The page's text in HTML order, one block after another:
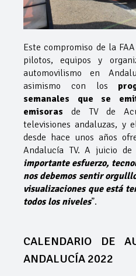
Este compromiso de la
pilotos, equipos y
automovilismo en
asimismo con los
semanales que se
emisoras de TV de
televisiones andaluzas, y
desde hace unos años
Andalucía TV. A juicio de
importante esfuerzo,
nos debemos sentir
visualizaciones que está
todos los niveles”.
CALENDARIO DE
ANDALUCÍA 2022